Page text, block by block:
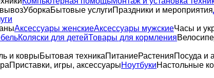
УборкаБытовые услугиПраздники и мероприятия
Аксессуары женскиеАксессуары мужскиеЧасы и
Коляски для детейТовары для кормления
и коврыБытовая техникаПитаниеРастенияПосуда и
Приставки, игры, аксессуарыНоутбукиНастольные